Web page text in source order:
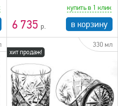
6 735
купить в 1 клик
в корзину
хит продаж!
330 мл